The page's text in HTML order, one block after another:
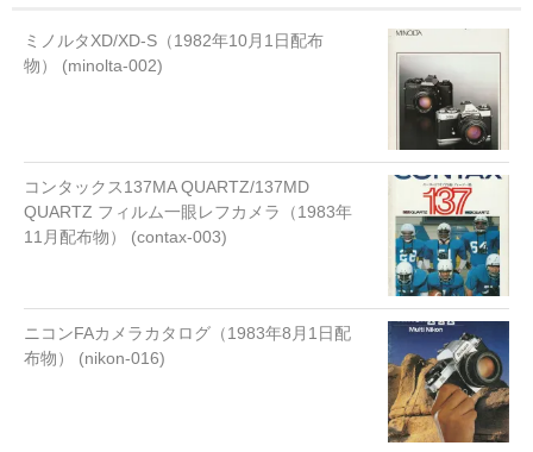
ミノルタXD/XD-S（1982年10月1日配布
物） (minolta-002)
コンタックス137MA QUARTZ/137MD
QUARTZ フィルム一眼レフカメラ（1983年
11月配布物） (contax-003)
ニコンFAカメラカタログ（1983年8月1日配
布物） (nikon-016)